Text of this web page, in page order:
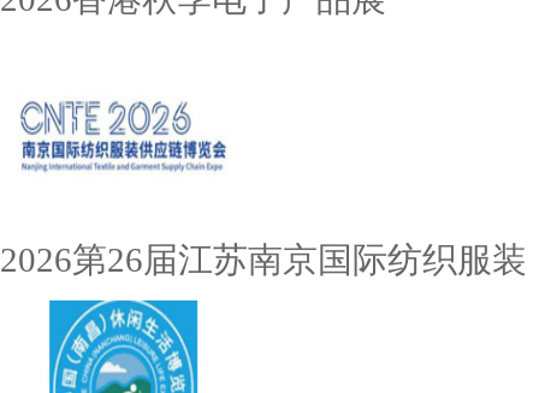
2026第26届江苏南京国际纺织服装